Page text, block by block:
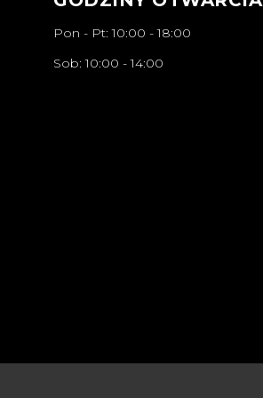
Pon - Pt: 10:00 - 18:00
Sob: 10:00 - 14:00